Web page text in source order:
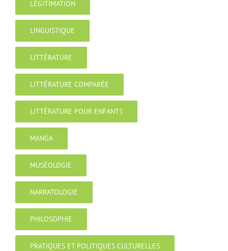
LÉGITIMATION
LINGUISTIQUE
LITTÉRATURE
LITTÉRATURE COMPARÉE
LITTÉRATURE POUR ENFANTS
MANGA
MUSÉOLOGIE
NARRATOLOGIE
PHILOSOPHIE
PRATIQUES ET POLITIQUES CULTURELLES